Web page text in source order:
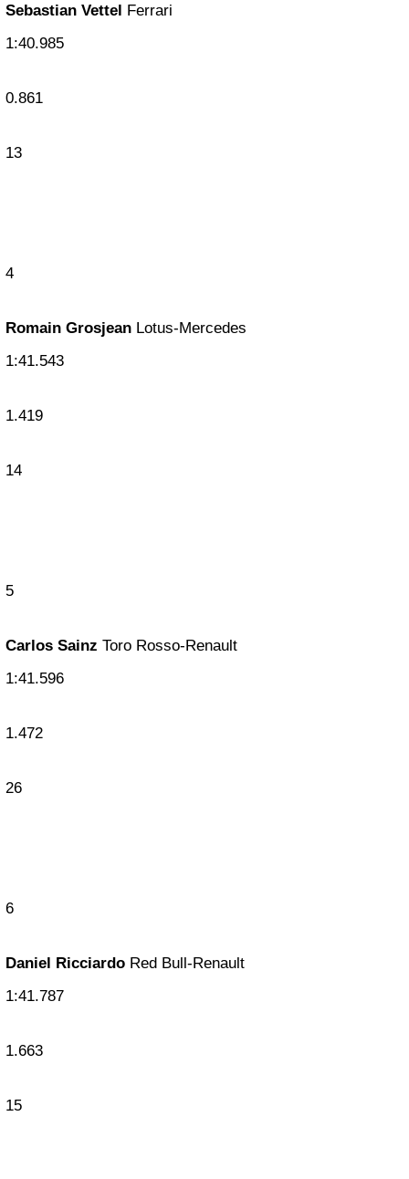
Sebastian Vettel Ferrari
1:40.985
0.861
13
4
Romain Grosjean Lotus-Mercedes
1:41.543
1.419
14
5
Carlos Sainz Toro Rosso-Renault
1:41.596
1.472
26
6
Daniel Ricciardo Red Bull-Renault
1:41.787
1.663
15